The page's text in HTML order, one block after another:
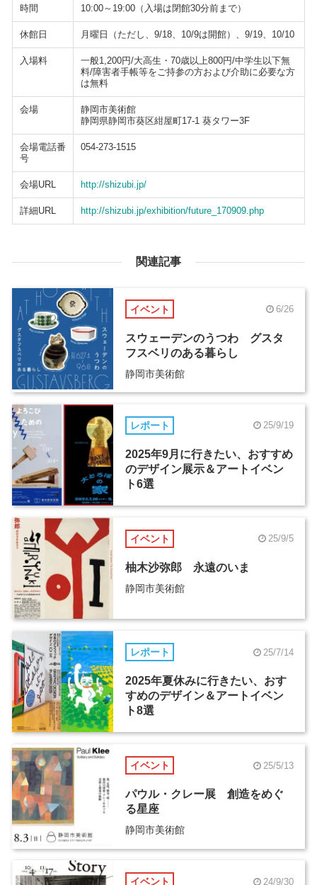
時間 10:00～19:00（入場は閉館30分前まで）
休館日 月曜日（ただし、9/18、10/9は開館）、9/19、10/10
入場料
一般1,200円/大高生・70歳以上800円/中学生以下無
料/障害者手帳等をご持参の方および介助に必要な方
は無料
会場
静岡市美術館
静岡県静岡市葵区紺屋町17-1 葵タワー3F
会場電話番
号
054-273-1515
会場URL http://shizubi.jp/
詳細URL http://shizubi.jp/exhibition/future_170909.php
関連記事
イベント 6/26
スウェーデンのうつわ グスタ
フスベリのある暮らし
静岡市美術館
レポート 25/9/19
2025年9月に行きたい、おすすめ
のデザイン展示＆アートイベン
ト6選
イベント 25/9/5
柚木沙弥郎 永遠のいま
静岡市美術館
レポート 25/7/14
2025年夏休みに行きたい、おす
すめのデザイン＆アートイベン
ト8選
イベント 25/5/13
パウル・クレー展 創造をめぐ
る星座
静岡市美術館
イベント 24/9/30